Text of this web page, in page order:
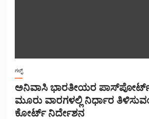
ಗಲ್ಫ್
ಅನಿವಾಸಿ ಭಾರತೀಯರ ಪಾಸ್‌ಪೋರ್ಟ್
ಮೂರು ವಾರಗಳಲ್ಲಿ ನಿರ್ಧಾರ
ಕೋರ್ಟ್ ನಿರ್ದೇಶನ